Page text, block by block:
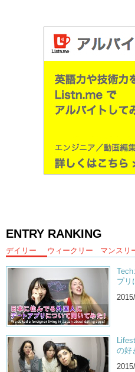
ENTRY RANKING
デイリー ウィークリー マンスリ
プリ
の好